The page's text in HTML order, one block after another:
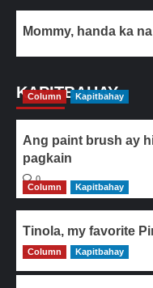
Mommy, handa ka
KAPITBAHAY
Column Kapitbahay
Ang paint brush ay
pagkain
0
Column
Kapitbahay
Tinola, my favorite
0
Column Kapitbahay